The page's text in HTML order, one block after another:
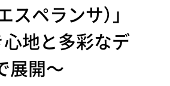
ペランサ）」
地と多彩なデ
展開～